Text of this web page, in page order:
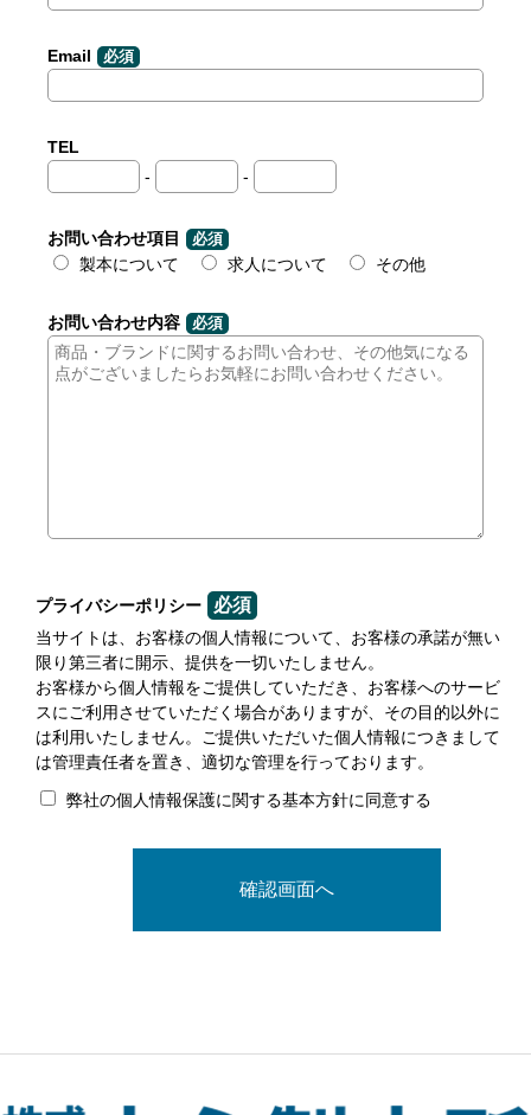
Email 必須
TEL
-
-
お問い合わせ項目 必須
製本について 求人について その他
お問い合わせ内容 必須
プライバシーポリシー 必須
当サイトは、お客様の個人情報について、お客様の承諾が無い
限り第三者に開示、提供を一切いたしません。
お客様から個人情報をご提供していただき、お客様へのサービ
スにご利用させていただく場合がありますが、その目的以外に
は利用いたしません。ご提供いただいた個人情報につきまして
は管理責任者を置き、適切な管理を行っております。
弊社の個人情報保護に関する基本方針に同意する